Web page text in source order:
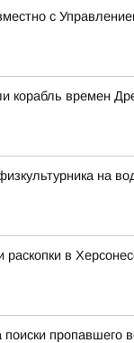
с
корабль времен
на
в
пропавшего